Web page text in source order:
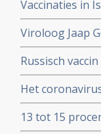
Vaccinaties in
een maand
Viroloog Jaap
snel van de
Russisch
procent
Het
vaccins bv.
13 tot 15